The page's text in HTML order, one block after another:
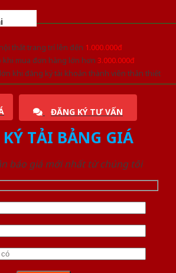
thất trang trí lên đến 1.000.000đ
khi mua đơn hàng lớn hơn 3.000.000đ
khi đăng ký tài khoản thành viên thân thiết
ĐĂNG KÝ TƯ VẤN
TẢI BẢNG GIÁ
báo giá mới nhất từ chúng tôi